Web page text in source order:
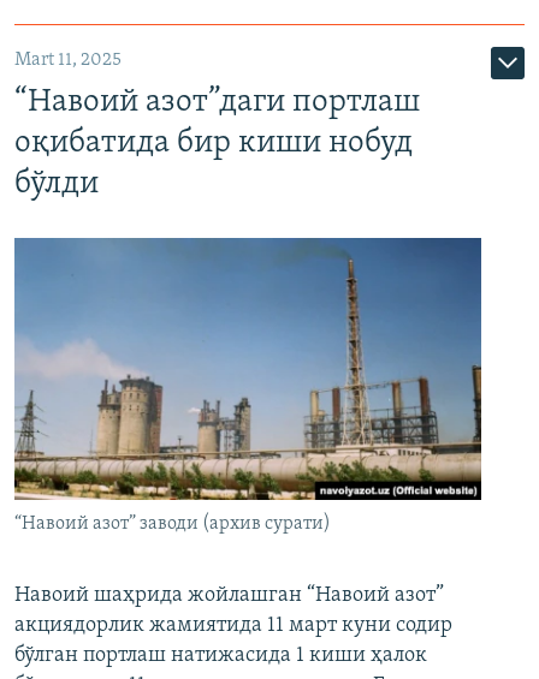
Mart 11, 2025
“Навоий азот”даги портлаш
оқибатида бир киши нобуд
бўлди
“Навоий азот” заводи (архив сурати)
Навоий шаҳрида жойлашган “Навоий азот”
акциядорлик жамиятида 11 март куни содир
бўлган портлаш натижасида 1 киши ҳалок